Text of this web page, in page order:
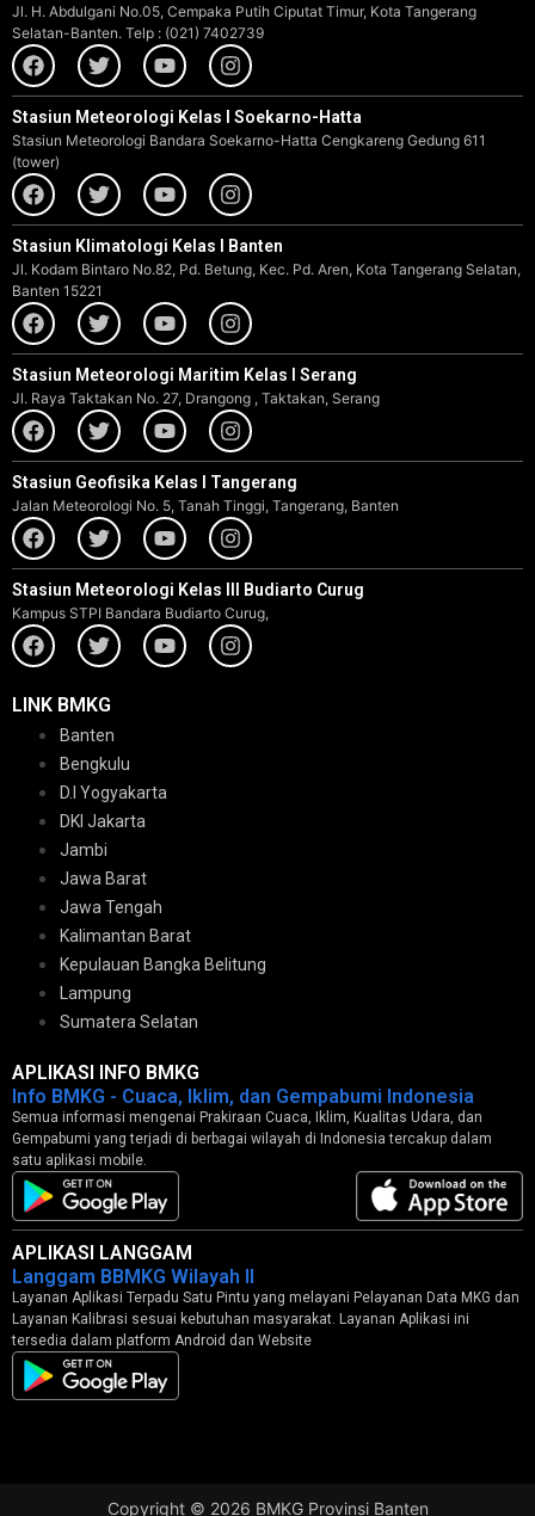
Jl. H. Abdulgani No.05, Cempaka Putih Ciputat Timur, Kota Tangerang
Selatan-Banten. Telp : (021) 7402739
Stasiun Meteorologi Kelas I Soekarno-Hatta
Stasiun Meteorologi Bandara Soekarno-Hatta Cengkareng Gedung 611
(tower)
Stasiun Klimatologi Kelas I Banten
Jl. Kodam Bintaro No.82, Pd. Betung, Kec. Pd. Aren, Kota Tangerang Selatan,
Banten 15221
Stasiun Meteorologi Maritim Kelas I Serang
Jl. Raya Taktakan No. 27, Drangong , Taktakan, Serang
Stasiun Geofisika Kelas I Tangerang
Jalan Meteorologi No. 5, Tanah Tinggi, Tangerang, Banten
Stasiun Meteorologi Kelas III Budiarto Curug
Kampus STPI Bandara Budiarto Curug,
LINK BMKG
Banten
Bengkulu
D.I Yogyakarta
DKI Jakarta
Jambi
Jawa Barat
Jawa Tengah
Kalimantan Barat
Kepulauan Bangka Belitung
Lampung
Sumatera Selatan
APLIKASI INFO BMKG
Info BMKG - Cuaca, Iklim, dan Gempabumi Indonesia
Semua informasi mengenai Prakiraan Cuaca, Iklim, Kualitas Udara, dan
Gempabumi yang terjadi di berbagai wilayah di Indonesia tercakup dalam
satu aplikasi mobile.
APLIKASI LANGGAM
Langgam BBMKG Wilayah II
Layanan Aplikasi Terpadu Satu Pintu yang melayani Pelayanan Data MKG dan
Layanan Kalibrasi sesuai kebutuhan masyarakat. Layanan Aplikasi ini
tersedia dalam platform Android dan Website
Copyright © 2026 BMKG Provinsi Banten